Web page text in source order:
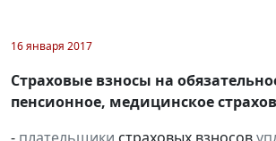
16 января 2017
Страховые взносы на
пенсионное, медицинское